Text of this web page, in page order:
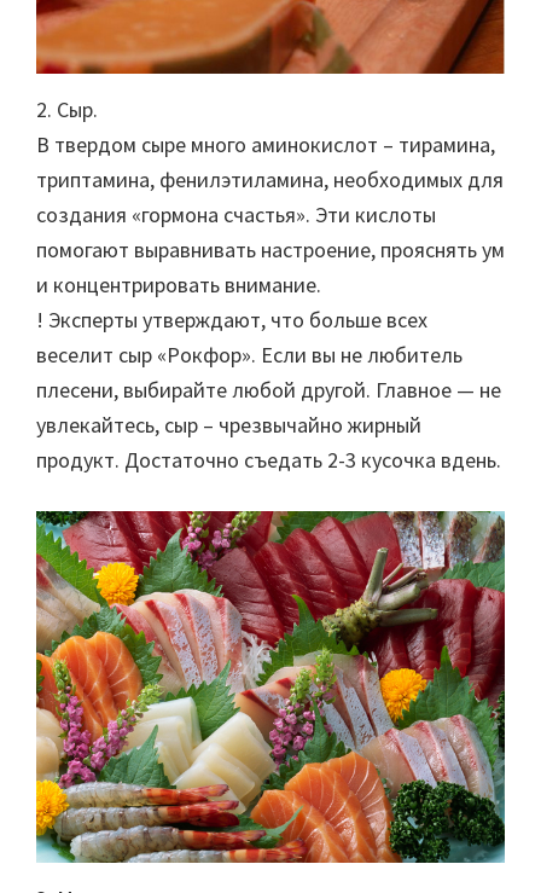
2. Сыр.
В твердом сыре много аминокислот – тирамина,
триптамина, фенилэтиламина, необходимых для
создания «гормона счастья». Эти кислоты
помогают выравнивать настроение, прояснять ум
и концентрировать внимание.
! Эксперты утверждают, что больше всех
веселит сыр «Рокфор». Если вы не любитель
плесени, выбирайте любой другой. Главное — не
увлекайтесь, сыр – чрезвычайно жирный
продукт. Достаточно съедать 2-3 кусочка вдень.